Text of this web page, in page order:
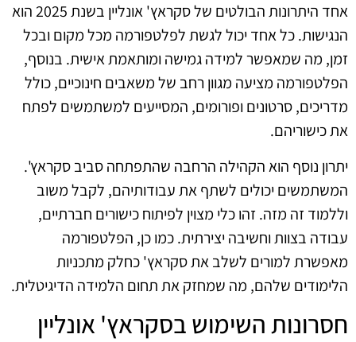
אחד היתרונות הבולטים של סקראץ' אונליין בשנת 2025 הוא
הנגישות. כל אחד יכול לגשת לפלטפורמה מכל מקום ובכל
זמן, מה שמאפשר למידה גמישה ומותאמת אישית. בנוסף,
הפלטפורמה מציעה מגוון רחב של משאבים חינוכיים, כולל
מדריכים, סרטונים ופורומים, המסייעים למשתמשים לפתח
את כישוריהם.
יתרון נוסף הוא הקהילה הרחבה שהתפתחה סביב סקראץ'.
המשתמשים יכולים לשתף את עבודותיהם, לקבל משוב
וללמוד זה מזה. זהו כלי מצוין לפיתוח כישורים חברתיים,
עבודה בצוות וחשיבה יצירתית. כמו כן, הפלטפורמה
מאפשרת למורים לשלב את סקראץ' כחלק מתכניות
הלימודים שלהם, מה שמחזק את תחום הלמידה הדיגיטלית.
חסרונות השימוש בסקראץ' אונליין